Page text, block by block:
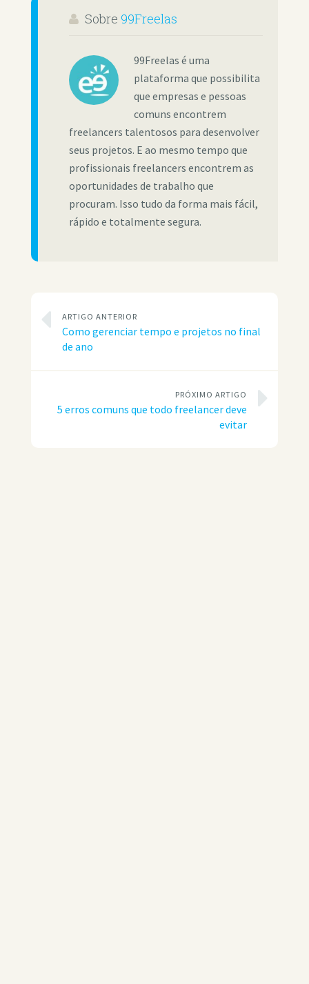
Sobre 99Freelas
99Freelas é uma
plataforma que possibilita
que empresas e pessoas
comuns encontrem
freelancers talentosos para desenvolver
seus projetos. E ao mesmo tempo que
profissionais freelancers encontrem as
oportunidades de trabalho que
procuram. Isso tudo da forma mais fácil,
rápido e totalmente segura.
ARTIGO ANTERIOR
Como gerenciar tempo e projetos no final
de ano
PRÓXIMO ARTIGO
5 erros comuns que todo freelancer deve
evitar